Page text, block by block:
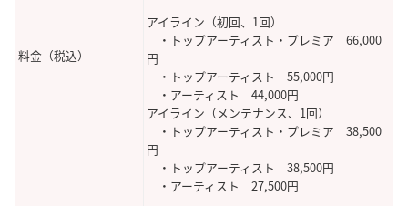
料金（税込）
アイライン（初回、1回）
・トップアーティスト・プレミア 66,000
円
・トップアーティスト 55,000円
・アーティスト 44,000円
アイライン（メンテナンス、1回）
・トップアーティスト・プレミア 38,500
円
・トップアーティスト 38,500円
・アーティスト 27,500円